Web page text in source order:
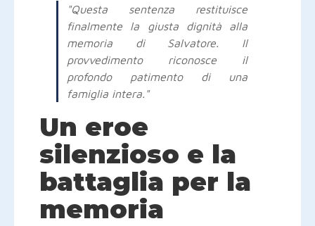
"Questa sentenza restituisce
finalmente la giusta dignità alla
memoria di Salvatore. Il
provvedimento riconosce il
profondo patimento di una
famiglia intera."
Un eroe
silenzioso e la
battaglia per la
memoria